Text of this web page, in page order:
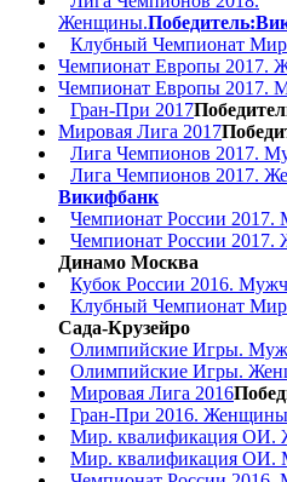
Женщины.
Клубный Чемпионат
Чемпионат Европы 2017.
Чемпионат Европы 2017.
Гран-При 2017
Мировая Лига 2017
Лига Чемпионов 2017.
Лига Чемпионов 2017.
Викифбанк
Чемпионат России
Чемпионат России
Динамо Москва
Кубок России 2016.
Клубный Чемпионат
Сада-Крузейро
Олимпийские Игры.
Олимпийские Игры.
Мировая Лига 2016
Гран-При 2016. Женщины
Мир. квалификация
Мир. квалификация